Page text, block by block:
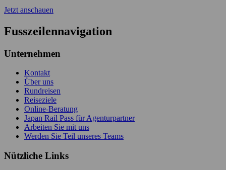
Jetzt anschauen
Fusszeilennavigation
Unternehmen
Kontakt
Über uns
Rundreisen
Reiseziele
Online-Beratung
Japan Rail Pass für Agenturpartner
Arbeiten Sie mit uns
Werden Sie Teil unseres Teams
Nützliche Links